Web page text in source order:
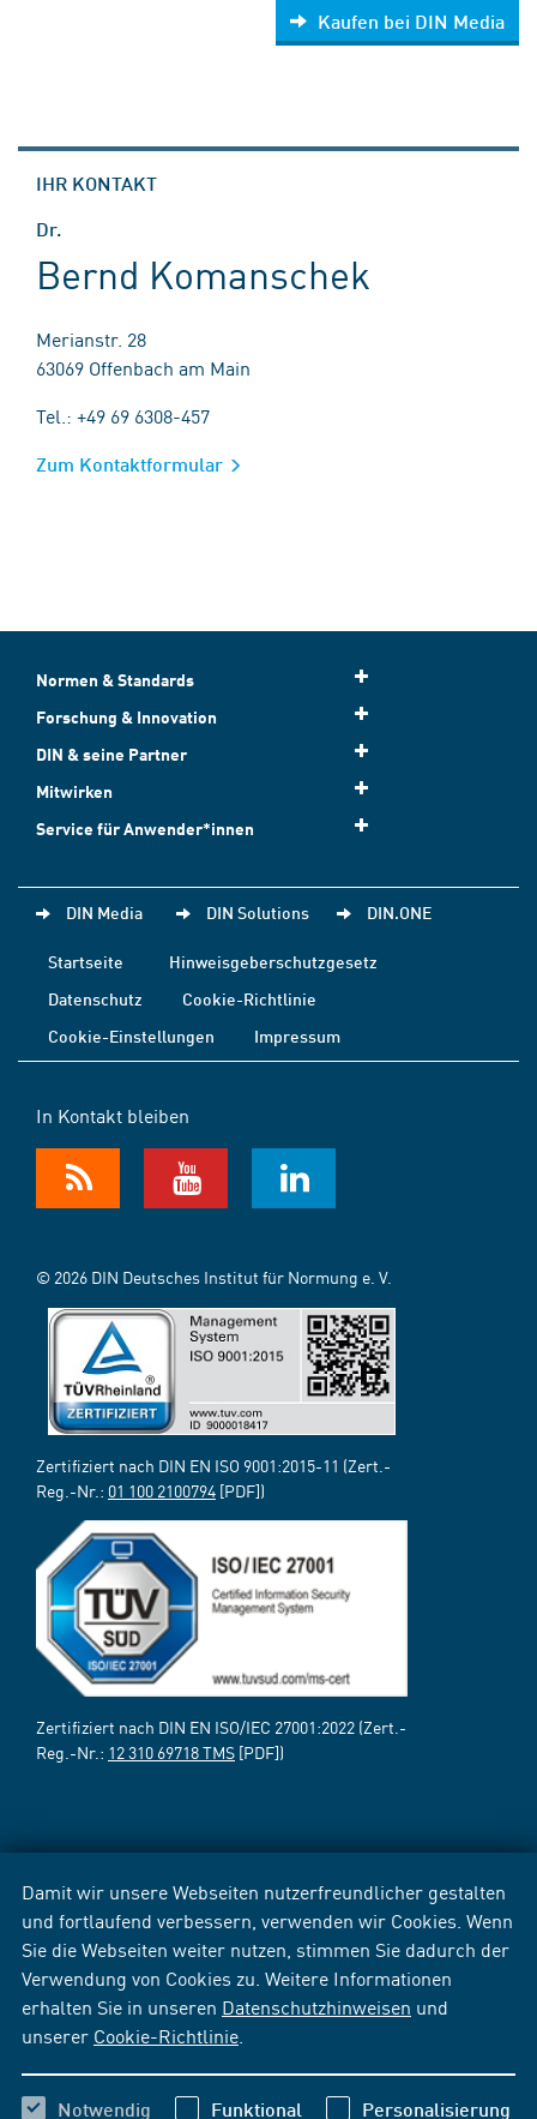
Damit wir unsere Webseiten nutzerfreundlicher gestalten
und fortlaufend verbessern, verwenden wir Cookies. Wenn
Sie die Webseiten weiter nutzen, stimmen Sie dadurch der
Verwendung von Cookies zu. Weitere Informationen
erhalten Sie in unseren Datenschutzhinweisen und
unserer Cookie-Richtlinie
Notwendig Funktional Personalisierung
Kaufen bei DIN Media
IHR KONTAKT
Dr.
Bernd Komanschek
Merianstr. 28
63069 Offenbach am Main
Tel.: +49 69 6308-457
Zum Kontaktformular
Normen & Standards
Forschung & Innovation
DIN & seine Partner
Mitwirken
Service für Anwender*innen
DIN Media DIN Solutions DIN.ONE
Startseite
Hinweisgeberschutzgesetz
Datenschutz
Cookie-Richtlinie
Cookie-Einstellungen
Impressum
In Kontakt bleiben
© 2026 DIN Deutsches Institut für Normung e. V.
Zertifiziert nach DIN EN ISO 9001:2015-11 (Zert.-
Reg.-Nr.: 01 100 2100794 [PDF])
Zertifiziert nach DIN EN ISO/IEC 27001:2022 (Zert.-
Reg.-Nr.: 12 310 69718 TMS [PDF])